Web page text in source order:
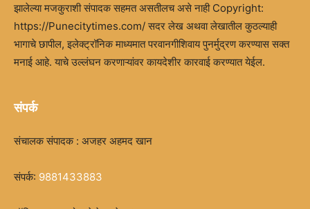
झालेल्या मजकुराशी संपादक सहमत असतीलच असे नाही Copyright:
https://Punecitytimes.com/ सदर लेख अथवा लेखातील कुठल्याही
भागाचे छापील, इलेक्ट्रॉनिक माध्यमात परवानगीशिवाय पुनर्मुद्रण करण्यास सक्त
मनाई आहे. याचे उल्लंघन करणाऱ्यांवर कायदेशीर कारवाई करण्यात येईल.
संपर्क
संचालक संपादक : अजहर अहमद खान
संपर्क: 9881433883